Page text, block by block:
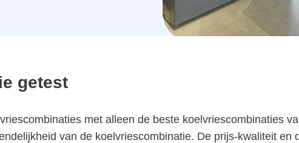
getest
met alleen de beste koelvriescombinaties
van de koelvriescombinatie. De prijs-kwaliteit en